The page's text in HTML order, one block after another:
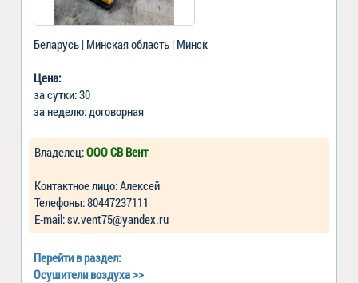
Беларусь | Минская область | Минск
Цена:
за сутки: 30
за неделю: договорная
Владелец:ООО СВ Вент
Контактное лицо: Алексей
Телефоны: 80447237111
Е-mail: sv.vent75@yandex.ru
Перейти в раздел:
Осушители воздуха>>